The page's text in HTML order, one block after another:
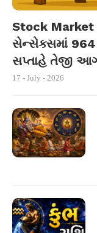
Stock Market
સેન્સેક્સમાં 964
સપ્તાહે તેજી
17 - July - 2026